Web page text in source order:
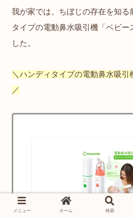
我が家では、ちぼじの存在を知る
タイプの電動鼻水吸引機「ベビー
した。
＼ハンディタイプの電動鼻水吸引
／
メニュー ホーム 検索